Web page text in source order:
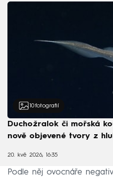
10 fotografií
Duchožralok či mořská
nově objevené tvory z
20. kvě 2026, 16:35
Podle něj ovocnáře